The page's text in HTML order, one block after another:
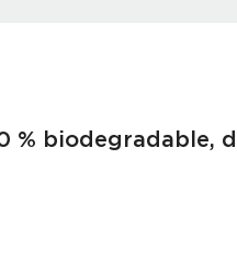
% biodegradable,